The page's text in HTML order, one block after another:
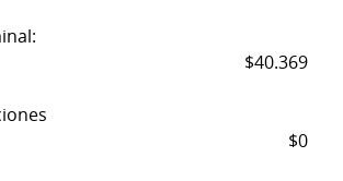
$40.369
$0